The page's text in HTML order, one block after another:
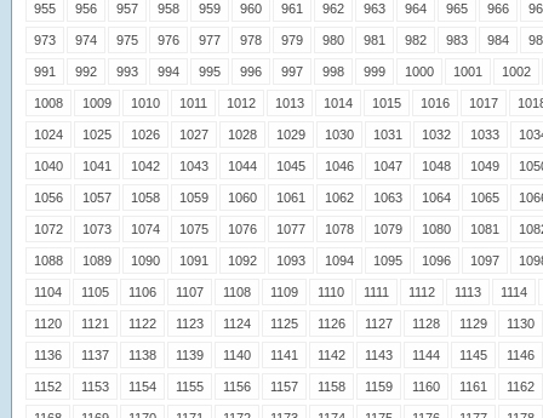
955 956 957 958 959 960 961 962 963 964 965 966
973 974 975 976 977 978 979 980 981 982 983 984
991 992 993 994 995 996 997 998 999 1000 1001 1002
1008 1009 1010 1011 1012 1013 1014 1015 1016 1017
1024 1025 1026 1027 1028 1029 1030 1031 1032 1033
1040 1041 1042 1043 1044 1045 1046 1047 1048 1049
1056 1057 1058 1059 1060 1061 1062 1063 1064 1065
1072 1073 1074 1075 1076 1077 1078 1079 1080 1081
1088 1089 1090 1091 1092 1093 1094 1095 1096 1097
1104 1105 1106 1107 1108 1109 1110 1111 1112 1113 1114
1120 1121 1122 1123 1124 1125 1126 1127 1128 1129 1130
1136 1137 1138 1139 1140 1141 1142 1143 1144 1145 1146
1152 1153 1154 1155 1156 1157 1158 1159 1160 1161 1162